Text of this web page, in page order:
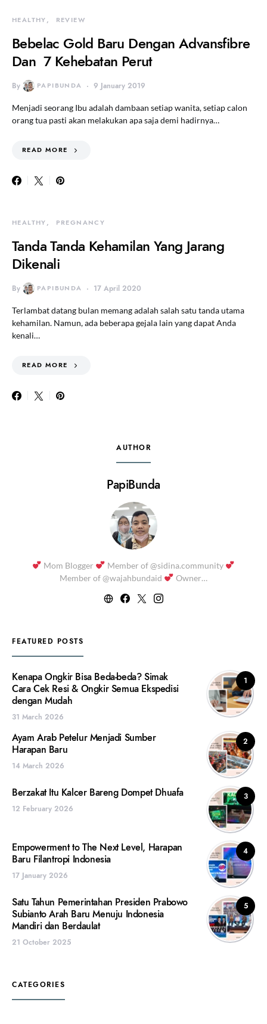
HEALTHY REVIEW
Bebelac Gold Baru Dengan Advansfibre
Dan 7 Kehebatan Perut
By PAPIBUNDA 9 January 2019
Menjadi seorang Ibu adalah dambaan setiap wanita, setiap calon
orang tua pasti akan melakukan apa saja demi hadirnya…
READ MORE
HEALTHY PREGNANCY
Tanda Tanda Kehamilan Yang Jarang
Dikenali
By PAPIBUNDA 17 April 2020
Terlambat datang bulan memang adalah salah satu tanda utama
kehamilan. Namun, ada beberapa gejala lain yang dapat Anda
kenali…
READ MORE
AUTHOR
PapiBunda
Mom Blogger
Member of @sidina.community
Member of @wajahbundaid
Owner…
FEATURED POSTS
1
Kenapa Ongkir Bisa Beda-beda? Simak
Cara Cek Resi & Ongkir Semua Ekspedisi
dengan Mudah
31 March 2026
2
Ayam Arab Petelur Menjadi Sumber
Harapan Baru
14 March 2026
3
Berzakat Itu Kalcer Bareng Dompet Dhuafa
12 February 2026
4
Empowerment to The Next Level, Harapan
Baru Filantropi Indonesia
17 January 2026
5
Satu Tahun Pemerintahan Presiden Prabowo
Subianto Arah Baru Menuju Indonesia
Mandiri dan Berdaulat
21 October 2025
CATEGORIES